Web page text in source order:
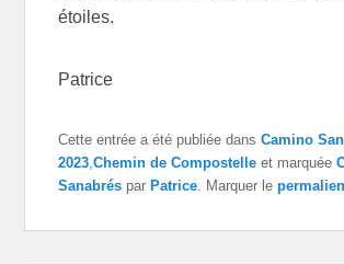
étoiles.
Patrice
Cette entrée a été publiée dansCamino
2023 ,Chemin de Compostelle et marquée
Sanabrés par Patrice . Marquer lepermalien